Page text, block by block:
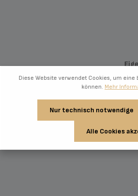
goldgelbe, reife Trauben und ein ganz
milden Säure und einem Hauch eigener
Diese Website verwendet Cookies, um eine
können. Mehr
Nur technisch notwendige
Alle Cookies